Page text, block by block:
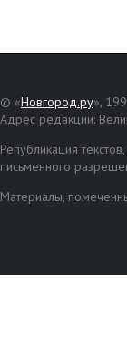
© «Новгород.ру»,
Адрес редакции:
Републикация
письменного
Материалы,